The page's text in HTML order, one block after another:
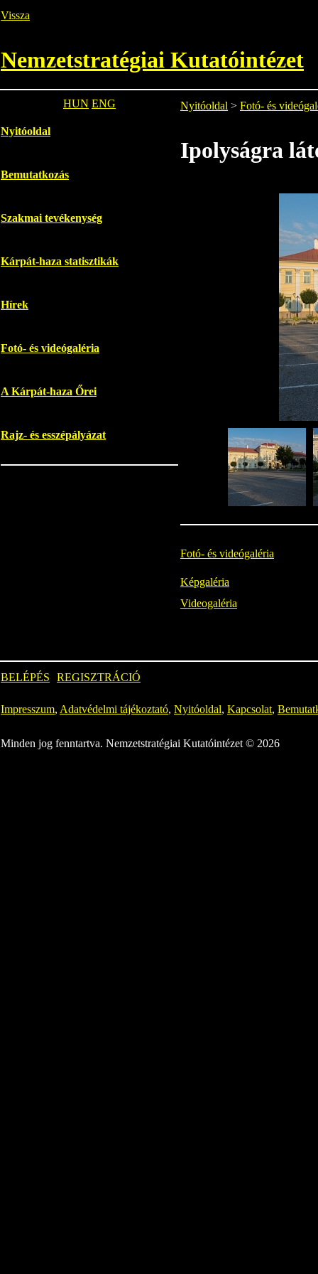
Vissza
Nemzetstratégiai Kutatóintézet
HUN ENG
Nyitóoldal
Bemutatkozás
Szakmai tevékenység
Kárpát-haza statisztikák
Hírek
Fotó- és videógaléria
A Kárpát-haza Őrei
Rajz- és esszépályázat
Nyitóoldal > Fotó- és
Ipolyságra
Fotó- és videógaléria
Képgaléria
Videogaléria
BELÉPÉS REGISZTRÁCIÓ
Impresszum, Adatvédelmi tájékoztató, Nyitóoldal, Kapcsolat,
Minden jog fenntartva. Nemzetstratégiai Kutatóintézet © 2026